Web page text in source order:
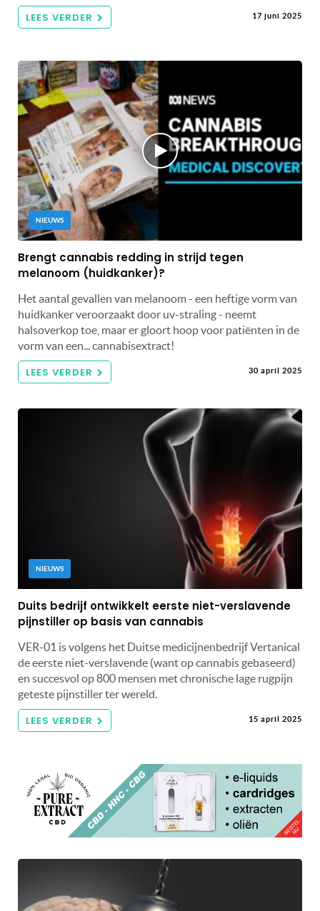
LEES VERDER 17 juni 2025
NIEUWS
Brengt cannabis redding in strijd tegen
melanoom (huidkanker)?
Het aantal gevallen van melanoom - een heftige vorm van
huidkanker veroorzaakt door uv-straling - neemt
halsoverkop toe, maar er gloort hoop voor patiënten in de
vorm van een... cannabisextract!
LEES VERDER 30 april 2025
NIEUWS
Duits bedrijf ontwikkelt eerste niet-verslavende
pijnstiller op basis van cannabis
VER-01 is volgens het Duitse medicijnenbedrijf Vertanical
de eerste niet-verslavende (want op cannabis gebaseerd)
en succesvol op 800 mensen met chronische lage rugpijn
geteste pijnstiller ter wereld.
LEES VERDER 15 april 2025